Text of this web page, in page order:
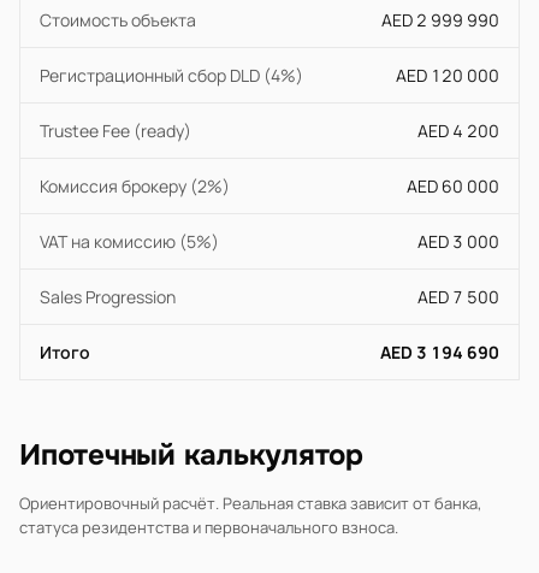
Стоимость объекта AED 2 999 990
Регистрационный сбор DLD (4%) AED 120 000
Trustee Fee (ready) AED 4 200
Комиссия брокеру (2%) AED 60 000
VAT на комиссию (5%) AED 3 000
Sales Progression AED 7 500
Итого AED 3 194 690
Ипотечный калькулятор
Ориентировочный расчёт. Реальная ставка зависит от банка,
статуса резидентства и первоначального взноса.